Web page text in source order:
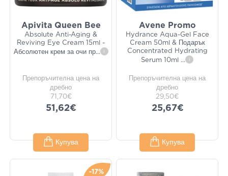
Apivita Queen Bee
Absolute Anti-Aging &
Reviving Eye Cream 15ml -
Абсолютен крем за очи пр... i
Препоръчителна цена на
дребно
71,70€
51,62€
Купува
Avene Promo
Hydrance Aqua-Gel Face
Cream 50ml & Подарък
Concentrated Hydrating
Serum 10ml ... i
Препоръчителна цена на
дребно
29,50€
25,67€
Купува
-17%